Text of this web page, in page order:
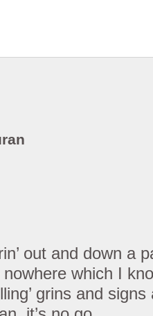
out and down a
which I
grins and signs